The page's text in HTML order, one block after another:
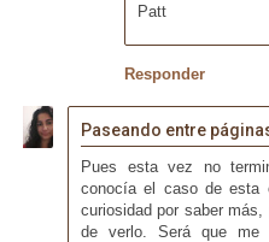
Patt
Responder
Paseando entre
Pues esta vez no
conocía el caso de esta
curiosidad por saber
de verlo. Será que me